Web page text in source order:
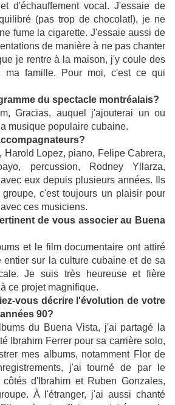
d'échauffement vocal. J'essaie de
(pas trop de chocolat!), je ne
fume la cigarette. J'essaie aussi de
de manière à ne pas chanter
je rentre à la maison, j'y coule des
ma famille. Pour moi, c'est ce qui
du spectacle montréalais?
Gracias, auquel j'ajouterai un ou
musique populaire cubaine.
Harold Lopez, piano, Felipe Cabrera,
percussion, Rodney Yllarza,
eux depuis plusieurs années. Ils
c'est toujours un plaisir pour
ces musiciens.
de vous associer au Buena
et le film documentaire ont attiré
entier sur la culture cubaine et de sa
Je suis très heureuse et fière
ce projet magnifique.
vous décrire l'évolution de votre
90?
du Buena Vista, j'ai partagé la
Ibrahim Ferrer pour sa carrière solo,
mes albums, notamment Flor de
j'ai tourné de par le
d'Ibrahim et Ruben Gonzales,
À l'étranger, j'ai aussi chanté